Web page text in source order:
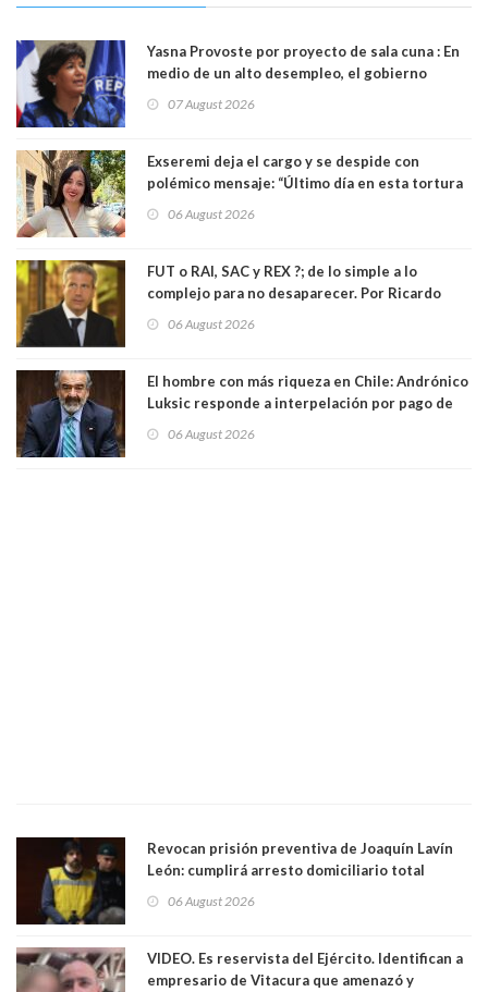
Yasna Provoste por proyecto de sala cuna : En
medio de un alto desempleo, el gobierno
07 August 2026
Exseremi deja el cargo y se despide con
polémico mensaje: “Último día en esta tortura
06 August 2026
FUT o RAI, SAC y REX ?; de lo simple a lo
complejo para no desaparecer. Por Ricardo
06 August 2026
El hombre con más riqueza en Chile: Andrónico
Luksic responde a interpelación por pago de
día que me muera”
06 August 2026
Revocan prisión preventiva de Joaquín Lavín
León: cumplirá arresto domiciliario total
06 August 2026
VIDEO. Es reservista del Ejército. Identifican a
empresario de Vitacura que amenazó y